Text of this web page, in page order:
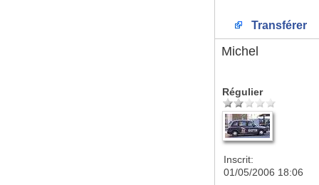
Transférer
Michel
Régulier
Inscrit:
01/05/2006 18:06